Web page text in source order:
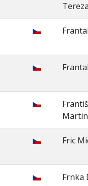
Martin
Fric
Frnka